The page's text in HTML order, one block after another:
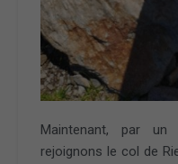
Maintenant, par un
rejoignons le col de